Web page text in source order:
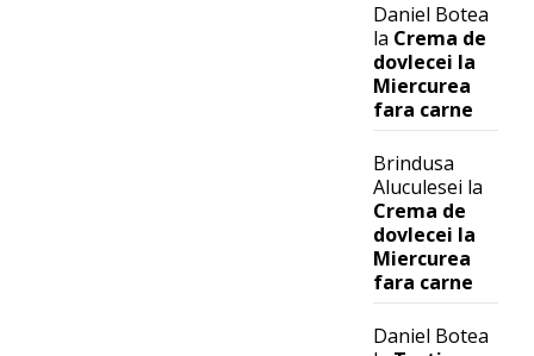
Daniel Botea
la Crema de
dovlecei la
Miercurea
fara carne
Brindusa
Aluculesei la
Crema de
dovlecei la
Miercurea
fara carne
Daniel Botea